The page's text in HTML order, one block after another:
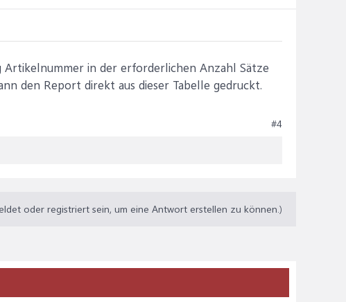
in der erforderlichen Anzahl Sätze
den Report direkt aus dieser Tabelle gedruckt.
#4
oder registriert sein, um eine Antwort erstellen zu können.)